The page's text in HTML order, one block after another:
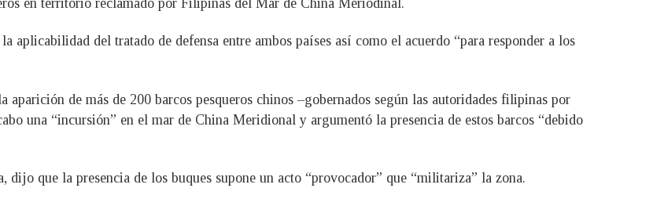
aplicabilidad del tratado de defensa entre ambos países así como el acuerdo “para responder a los
de más de 200 barcos pesqueros chinos –gobernados según las autoridades filipinas por
una “incursión” en el mar de China Meridional y argumentó la presencia de estos barcos “debido
que la presencia de los buques supone un acto “provocador” que “militariza” la zona.